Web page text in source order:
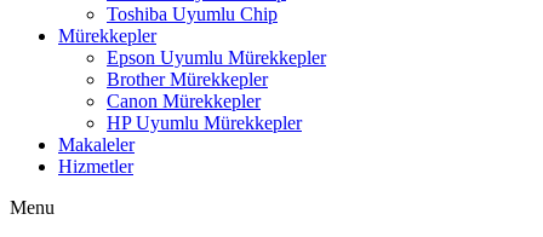
Toshiba Uyumlu Chip
Mürekkepler
Epson Uyumlu Mürekkepler
Brother Mürekkepler
Canon Mürekkepler
HP Uyumlu Mürekkepler
Makaleler
Hizmetler
Menu